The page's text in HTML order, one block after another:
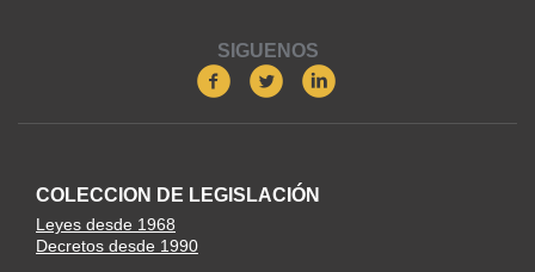
SIGUENOS
COLECCION DE LEGISLACIÓN
Leyes desde 1968
Decretos desde 1990